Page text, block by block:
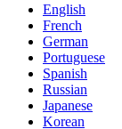
English
French
German
Portuguese
Spanish
Russian
Japanese
Korean